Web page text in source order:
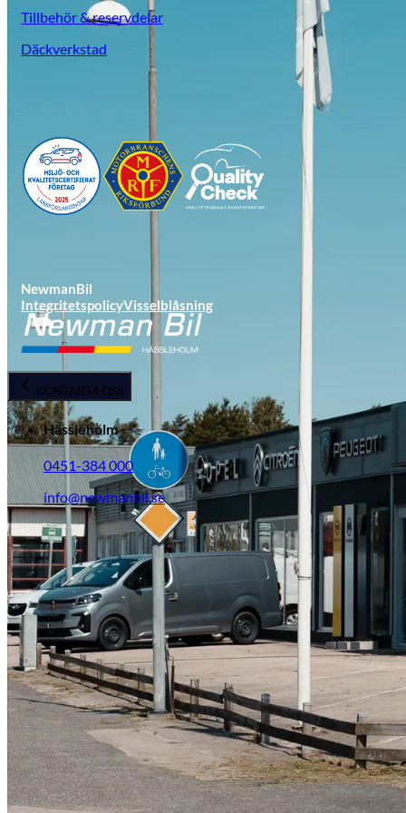
Tillbehör & reservdelar
Däckverkstad
NewmanBil
IntegritetspolicyVisselblåsning
KONTAKTA OSS
Hässleholm
0451-384 000
info@newmanbil.se